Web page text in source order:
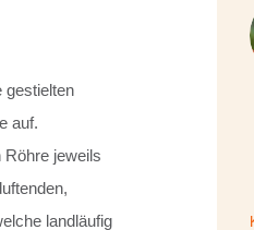
gestielten
auf.
jeweils
landläufig